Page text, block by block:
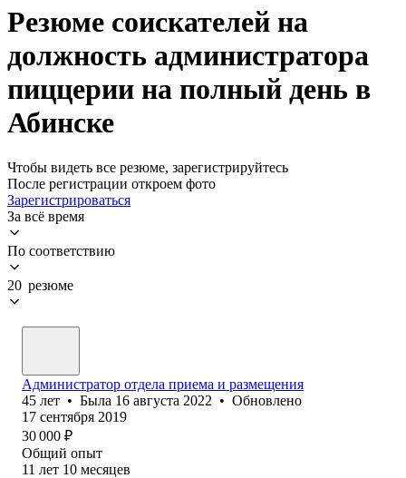
Резюме соискателей на
должность администратора
пиццерии на полный день в
Абинске
Чтобы видеть все резюме, зарегистрируйтесь
После регистрации откроем фото
Зарегистрироваться
За всё время
По соответствию
20 резюме
Администратор отдела приема и размещения
45 лет • Была 16 августа 2022 • Обновлено
17 сентября 2019
30 000 ₽
Общий опыт
11 лет 10 месяцев